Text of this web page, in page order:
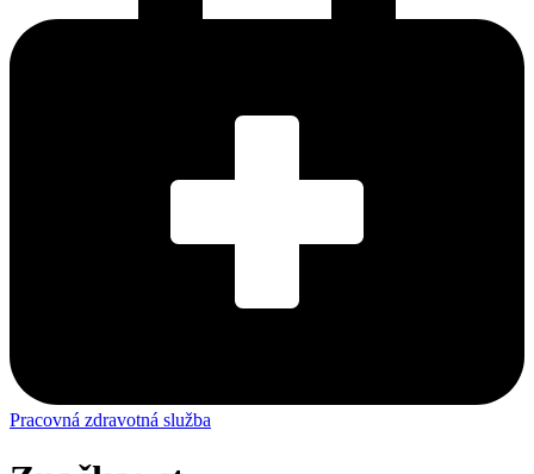
Pracovná zdravotná služba